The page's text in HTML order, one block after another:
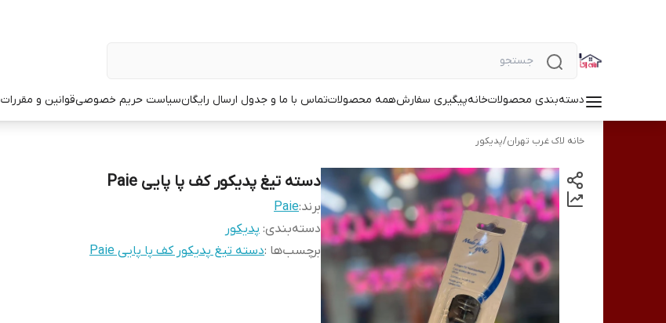
دسته‌بندی محصولاتخانهپیگیری سفارشهمه محصولاتتماس با ما و جدول ارسال رایگانسیاست حریم خصوصیقوانین و مقررات
خانه لاک غرب تهران/پدیکور
دسته تیغ پدیکور کف پا پایی Paie
برند:Paie
دسته‌بندی: پدیکور
برچسب‌ها :دسته تیغ پدیکور کف پا پایی Paie